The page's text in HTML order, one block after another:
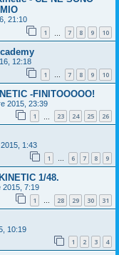
21:10
1 7 8 9 10
12:18
1 … 7 8 9 10
-FINITOOOOO!
2015, 23:39
1 23 24 25 26
1:43
1 … 6 7 8 9
1/48.
2015, 7:19
1 … 28 29 30 31
10:19
1 2 3 4